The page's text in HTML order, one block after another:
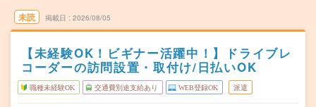
未読 掲載日 2026/08/05
【未経験OK！ビギナー活躍中！】ドライブレ
コーダーの訪問設置・取付け/日払いOK
職種未経験OK 交通費別途支給あり WEB登録OK 派遣